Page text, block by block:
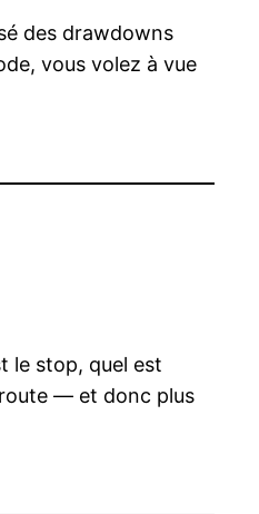
des drawdowns
vous volez à vue
le stop, quel est
route — et donc plus